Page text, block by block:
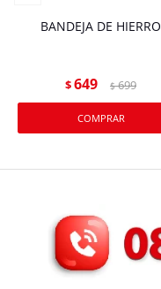
BANDEJA DE HIERRO
$649 $ 699